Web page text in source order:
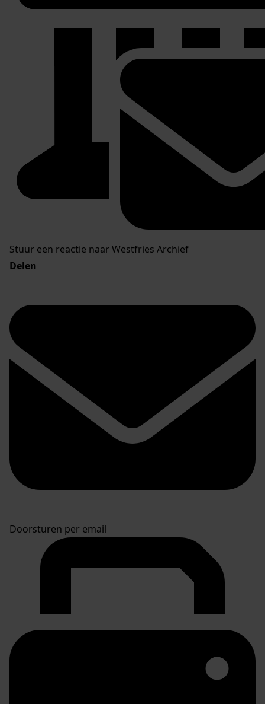
Stuur een reactie naar Westfries Archief
Delen
Doorsturen per email